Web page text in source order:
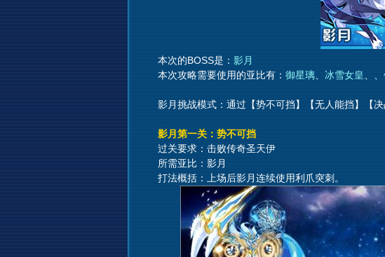
本次的BOSS是： 影月
本次攻略需要使用的亚比有： 御星璃 冰雪女皇
影月挑战模式：通过【势不可挡】【无人能挡】【决
影月第一关：势不可挡
过关要求：击败传奇圣天伊
所需亚比：影月
打法概括：上场后影月连续使用利爪突刺。